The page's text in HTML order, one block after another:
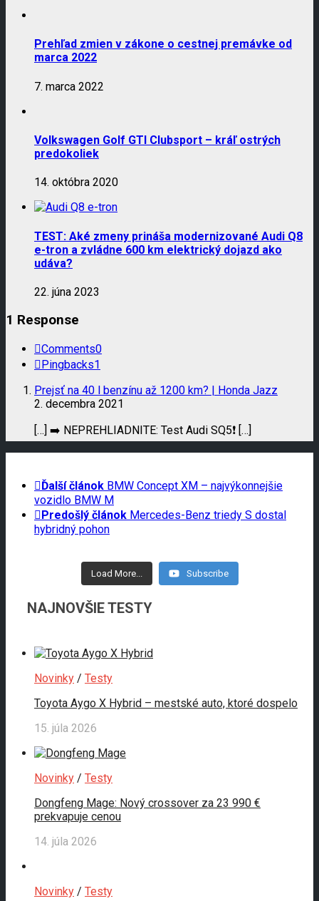
Prehľad zmien v zákone o cestnej premávke od
marca 2022
7. marca 2022
Volkswagen Golf GTI Clubsport – kráľ ostrých
predokoliek
14. októbra 2020
TEST: Aké zmeny prináša modernizované Audi Q8
e-tron a zvládne 600 km elektrický dojazd ako
udáva?
22. júna 2023
1 Response
Comments0
Pingbacks1
Prejsť na 40 l benzínu až 1200 km? | Honda Jazz
2. decembra 2021
[…] ➡️ NEPREHLIADNITE: Test Audi SQ5❗️ […]
Ďalší článok BMW Concept XM – najvýkonnejšie
vozidlo BMW M
Predošlý článok Mercedes-Benz triedy S dostal
hybridný pohon
Load More... Subscribe
NAJNOVŠIE TESTY
Novinky / Testy
Toyota Aygo X Hybrid – mestské auto, ktoré dospelo
15. júla 2026
Novinky / Testy
Dongfeng Mage: Nový crossover za 23 990 €
prekvapuje cenou
14. júla 2026
Novinky / Testy